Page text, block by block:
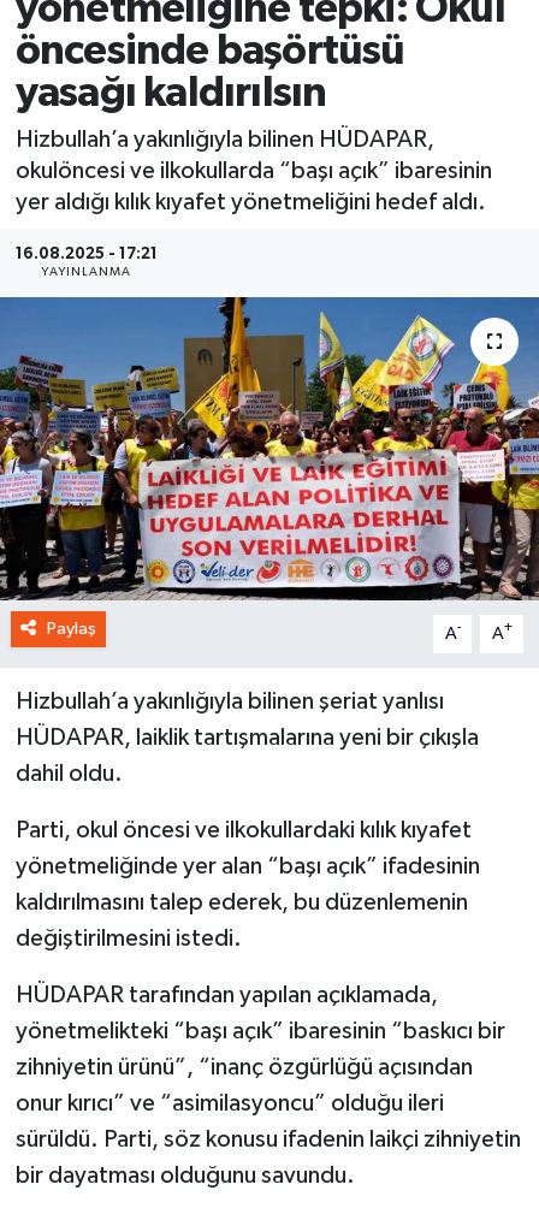
yönetmeliğine tepki: Okul
öncesinde başörtüsü
yasağı kaldırılsın
Hizbullah’a yakınlığıyla bilinen HÜDAPAR,
okulöncesi ve ilkokullarda “başı açık” ibaresinin
yer aldığı kılık kıyafet yönetmeliğini hedef aldı.
16.08.2025 - 17:21
YAYINLANMA
Paylaş A- A+
Hizbullah’a yakınlığıyla bilinen şeriat yanlısı
HÜDAPAR, laiklik tartışmalarına yeni bir çıkışla
dahil oldu.
Parti, okul öncesi ve ilkokullardaki kılık kıyafet
yönetmeliğinde yer alan “başı açık” ifadesinin
kaldırılmasını talep ederek, bu düzenlemenin
değiştirilmesini istedi.
HÜDAPAR tarafından yapılan açıklamada,
yönetmelikteki “başı açık” ibaresinin “baskıcı bir
zihniyetin ürünü”, “inanç özgürlüğü açısından
onur kırıcı” ve “asimilasyoncu” olduğu ileri
sürüldü. Parti, söz konusu ifadenin laikçi zihniyetin
bir dayatması olduğunu savundu.